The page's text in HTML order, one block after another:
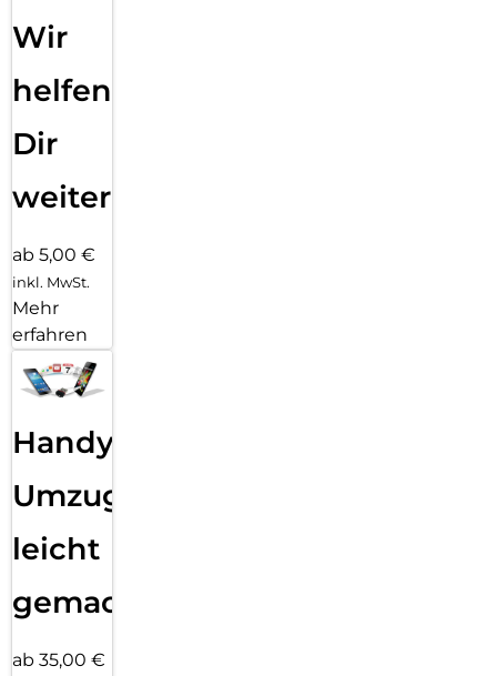
Wir
helfen
Dir
weiter
ab 5,00 €
inkl. MwSt.
Mehr
erfahren
Handy
Umzug
leicht
gemacht!
ab 35,00 €